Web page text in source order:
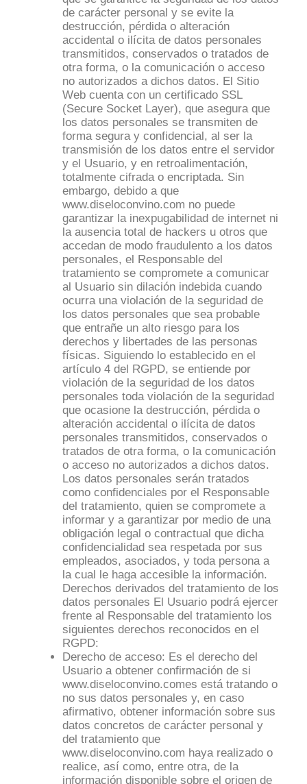
de carácter personal y se evite la
destrucción, pérdida o alteración
accidental o ilícita de datos personales
transmitidos, conservados o tratados de
otra forma, o la comunicación o acceso
no autorizados a dichos datos. El Sitio
Web cuenta con un certificado SSL
(Secure Socket Layer), que asegura que
los datos personales se transmiten de
forma segura y confidencial, al ser la
transmisión de los datos entre el servidor
y el Usuario, y en retroalimentación,
totalmente cifrada o encriptada. Sin
embargo, debido a que
www.diseloconvino.com no puede
garantizar la inexpugabilidad de internet ni
la ausencia total de hackers u otros que
accedan de modo fraudulento a los datos
personales, el Responsable del
tratamiento se compromete a comunicar
al Usuario sin dilación indebida cuando
ocurra una violación de la seguridad de
los datos personales que sea probable
que entrañe un alto riesgo para los
derechos y libertades de las personas
físicas. Siguiendo lo establecido en el
artículo 4 del RGPD, se entiende por
violación de la seguridad de los datos
personales toda violación de la seguridad
que ocasione la destrucción, pérdida o
alteración accidental o ilícita de datos
personales transmitidos, conservados o
tratados de otra forma, o la comunicación
o acceso no autorizados a dichos datos.
Los datos personales serán tratados
como confidenciales por el Responsable
del tratamiento, quien se compromete a
informar y a garantizar por medio de una
obligación legal o contractual que dicha
confidencialidad sea respetada por sus
empleados, asociados, y toda persona a
la cual le haga accesible la información.
Derechos derivados del tratamiento de los
datos personales El Usuario podrá ejercer
frente al Responsable del tratamiento los
siguientes derechos reconocidos en el
RGPD:
Derecho de acceso: Es el derecho del
Usuario a obtener confirmación de si
www.diseloconvino.comes está tratando o
no sus datos personales y, en caso
afirmativo, obtener información sobre sus
datos concretos de carácter personal y
del tratamiento que
www.diseloconvino.com haya realizado o
realice, así como, entre otra, de la
información disponible sobre el origen de